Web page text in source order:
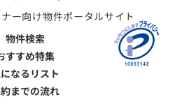
ー向け物件ポータルサイト
物件検索
すすめ特集
なるリスト
までの流れ